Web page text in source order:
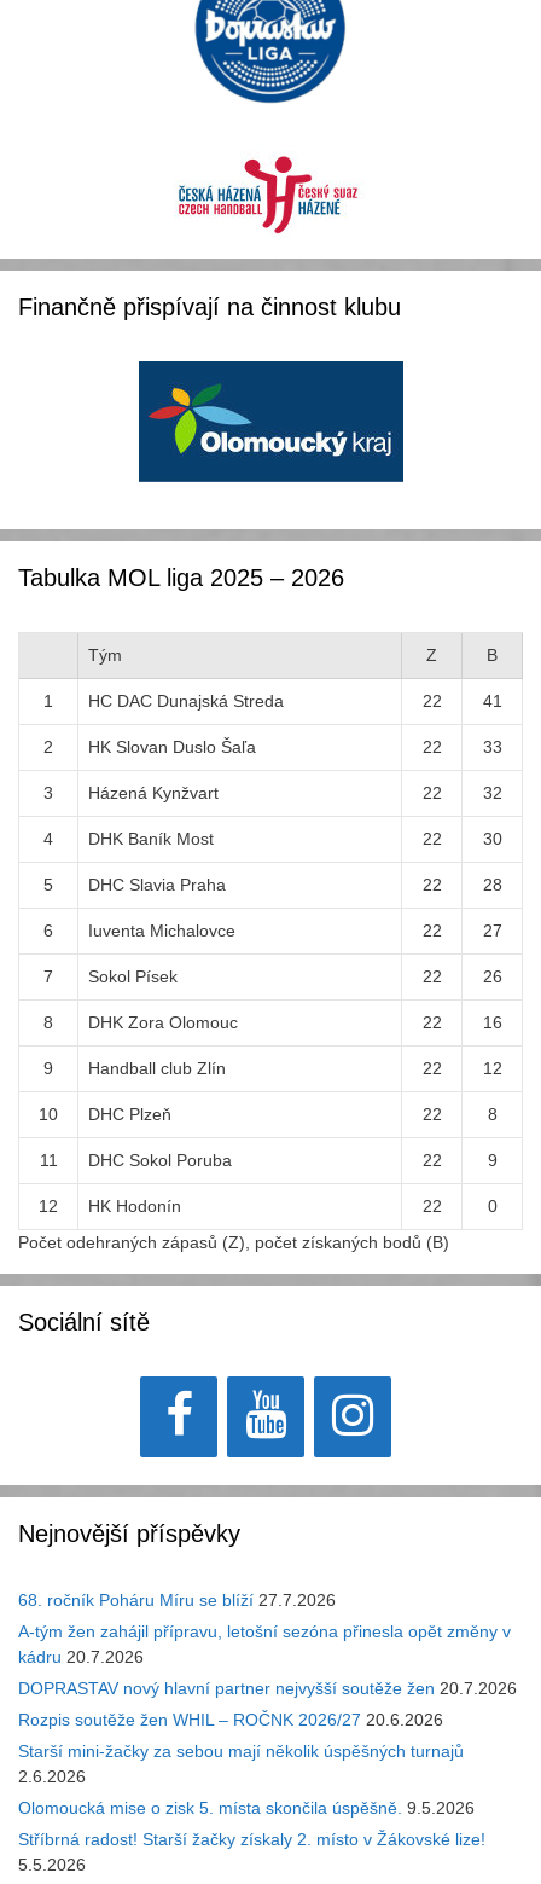
Finančně přispívají na činnost klubu
Tabulka MOL liga 2025 – 2026
Tým Z B
1 HC DAC Dunajská Streda 22 41
2 HK Slovan Duslo Šaľa 22 33
3 Házená Kynžvart 22 32
4 DHK Baník Most 22 30
5 DHC Slavia Praha 22 28
6 Iuventa Michalovce 22 27
7 Sokol Písek 22 26
8 DHK Zora Olomouc 22 16
9 Handball club Zlín 22 12
10 DHC Plzeň 22 8
11 DHC Sokol Poruba 22 9
12 HK Hodonín 22
0
Počet odehraných zápasů (Z), počet získaných bodů (B)
Sociální sítě
Nejnovější příspěvky
68. ročník Poháru Míru se blíží 27.7.2026
A-tým žen zahájil přípravu, letošní sezóna přinesla opět změny v
kádru 20.7.2026
DOPRASTAV nový hlavní partner nejvyšší soutěže žen 20.7.2026
Rozpis soutěže žen WHIL – ROČNK 2026/27 20.6.2026
Starší mini-žačky za sebou mají několik úspěšných turnajů
2.6.2026
Olomoucká mise o zisk 5. místa skončila úspěšně. 9.5.2026
Stříbrná radost! Starší žačky získaly 2. místo v Žákovské lize!
5.5.2026